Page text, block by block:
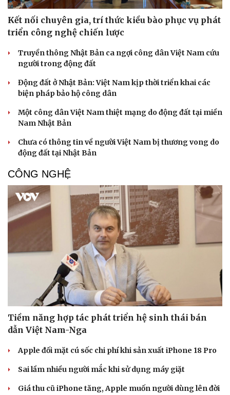
Doanh nhân
Vì cộng đồng
Trải nghiệm
Chuyển đổi số
Kết nối chuyên gia, trí thức kiều bào phục vụ phát
triển công nghệ chiến lược
Truyền thông Nhật Bản ca ngợi công dân Việt Nam cứu
người trong động đất
Động đất ở Nhật Bản: Việt Nam kịp thời triển khai các
biện pháp bảo hộ công dân
Một công dân Việt Nam thiệt mạng do động đất tại miền
Nam Nhật Bản
Chưa có thông tin về người Việt Nam bị thương vong do
động đất tại Nhật Bản
CÔNG NGHỆ
Tiềm năng hợp tác phát triển hệ sinh thái bán
dẫn Việt Nam-Nga
Apple đối mặt cú sốc chi phí khi sản xuất iPhone 18 Pro
Sai lầm nhiều người mắc khi sử dụng máy giặt
Giá thu cũ iPhone tăng, Apple muốn người dùng lên đời